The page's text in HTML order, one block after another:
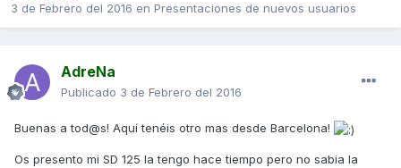
3 de Febrero del 2016 en Presentaciones de nuevos usuarios
AdreNa
Publicado 3 de Febrero del 2016
Buenas a tod@s! Aquí tenéis otro mas desde Barcelona!
Os presento mi SD 125 la tengo hace tiempo pero no sabia la